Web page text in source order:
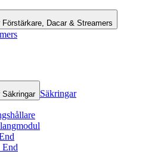
Dacar & Streamers
Säkringar Säkringar
End